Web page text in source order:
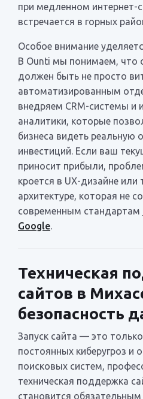
при медленном интернет-
встречается в горных
Особое внимание
В Ounti мы понимаем, что
должен быть не просто
автоматизированным
внедряем CRM-системы и
аналитики, которые
бизнеса видеть реальную
инвестиций. Если ваш
приносит прибыли,
кроется в UX-дизайне или
архитектуре, которая не
современным стандартам
Google.
Техническая
сайтов в
безопасность
Запуск сайта — это
постоянных киберугроз и
поисковых систем,
техническая поддержка
становится